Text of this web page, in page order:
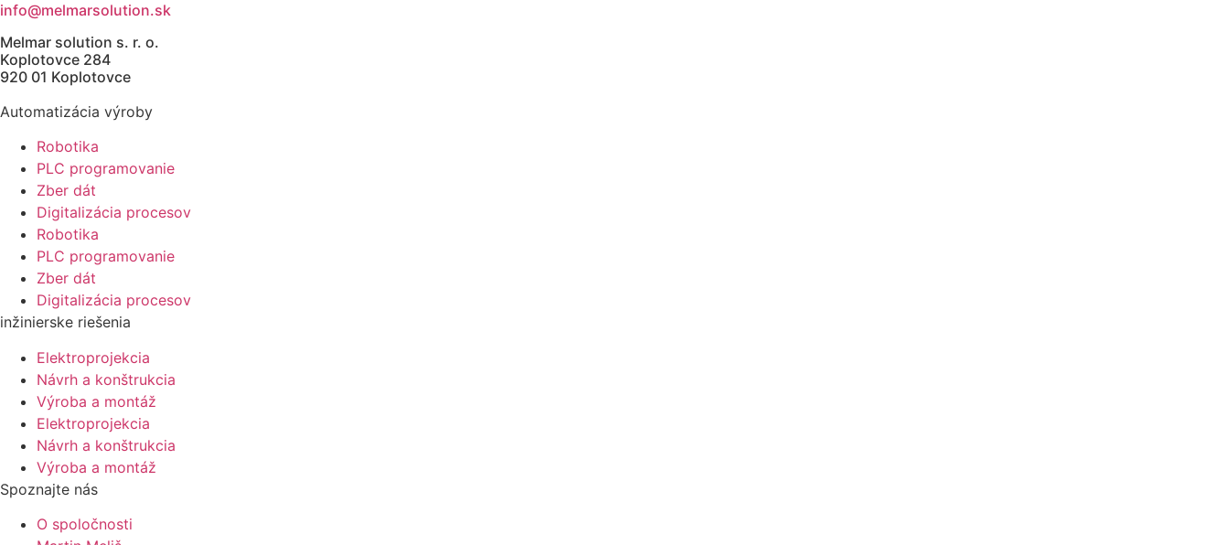
info@melmarsolution.sk
Melmar solution s. r. o.
Koplotovce 284
920 01 Koplotovce
Automatizácia výroby
Robotika
PLC programovanie
Zber dát
Digitalizácia procesov
Robotika
PLC programovanie
Zber dát
Digitalizácia procesov
inžinierske riešenia
Elektroprojekcia
Návrh a konštrukcia
Výroba a montáž
Elektroprojekcia
Návrh a konštrukcia
Výroba a montáž
Spoznajte nás
O spoločnosti